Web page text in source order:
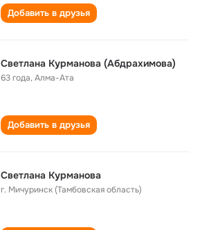
Добавить в друзья
Светлана Курманова (Абдрахимова)
63 года,Алма-Ата
Добавить в друзья
Светлана Курманова
г. Мичуринск (Тамбовская область)